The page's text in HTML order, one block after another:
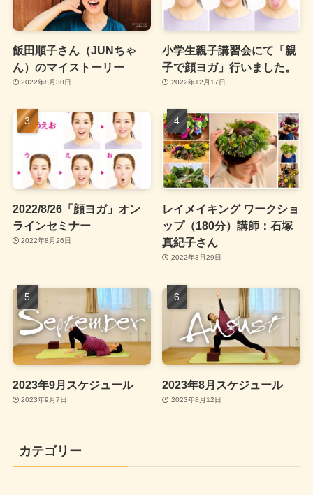
飯田順子さん（JUNちゃ
ん）のマイストーリー
2022年8月30日
小学生親子講習会にて「親
子で顔ヨガ」行いました。
2022年12月17日
2022/8/26「顔ヨガ」オン
ラインセミナー
2022年8月26日
レイメイキング ワークショ
ップ（180分）講師：石塚
真紀子さん
2022年3月29日
2023年9月スケジュール
2023年9月7日
2023年8月スケジュール
2023年8月12日
カテゴリー